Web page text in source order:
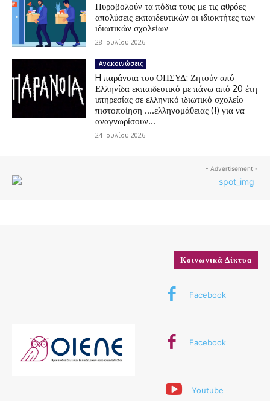
Πυροβολούν τα πόδια τους με τις αθρόες
απολύσεις εκπαιδευτικών οι ιδιοκτήτες των
ιδιωτικών σχολείων
28 Ιουλίου 2026
Ανακοινώσεις
H παράνοια του ΟΠΣΥΔ: Ζητούν από
Ελληνίδα εκπαιδευτικό με πάνω από 20 έτη
υπηρεσίας σε ελληνικό ιδιωτικό σχολείο
πιστοποίηση ….ελληνομάθειας (!) για να
αναγνωρίσουν...
24 Ιουλίου 2026
- Advertisement -
Κοινωνικά Δίκτυα
Facebook
Facebook
Youtube